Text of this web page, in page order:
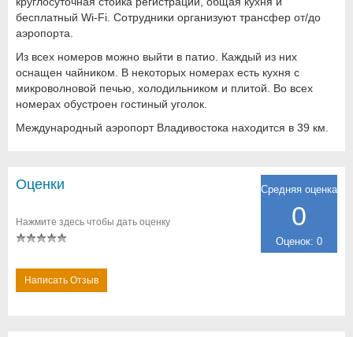
бесплатный Wi-Fi. Сотрудники организуют трансфер от/до
аэропорта.
Из всех номеров можно выйти в патио. Каждый из них
оснащен чайником. В некоторых номерах есть кухня с
микроволновой печью, холодильником и плитой. Во всех
номерах обустроен гостиный уголок.
Международный аэропорт Владивостока находится в 39 км.
Средняя оценка
0
Оценок: 0
Оценки
Нажмите здесь чтобы дать оценку
Написать Отзыв